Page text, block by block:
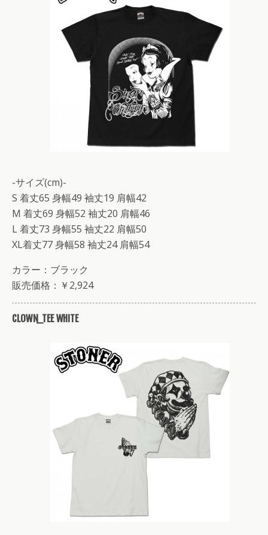
-サイズ(cm)-
S 着丈65 身幅49 袖丈19 肩幅42
M 着丈69 身幅52 袖丈20 肩幅46
L 着丈73 身幅55 袖丈22 肩幅50
XL着丈77 身幅58 袖丈24 肩幅54
カラー：ブラック
販売価格：￥2,924
CLOWN_TEE WHITE